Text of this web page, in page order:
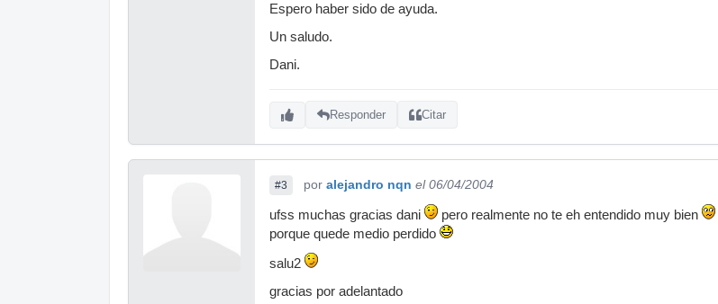
Espero haber sido de ayuda.
Un saludo.
Dani.
Responder Citar
#3 por alejandro nqn el 06/04/2004
ufss muchas gracias dani pero realmente no te eh entendido muy bien
porque quede medio perdido
salu2
gracias por adelantado